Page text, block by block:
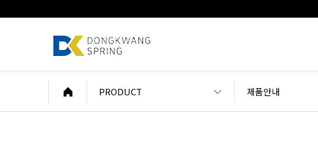
PRODUCT 제품안내